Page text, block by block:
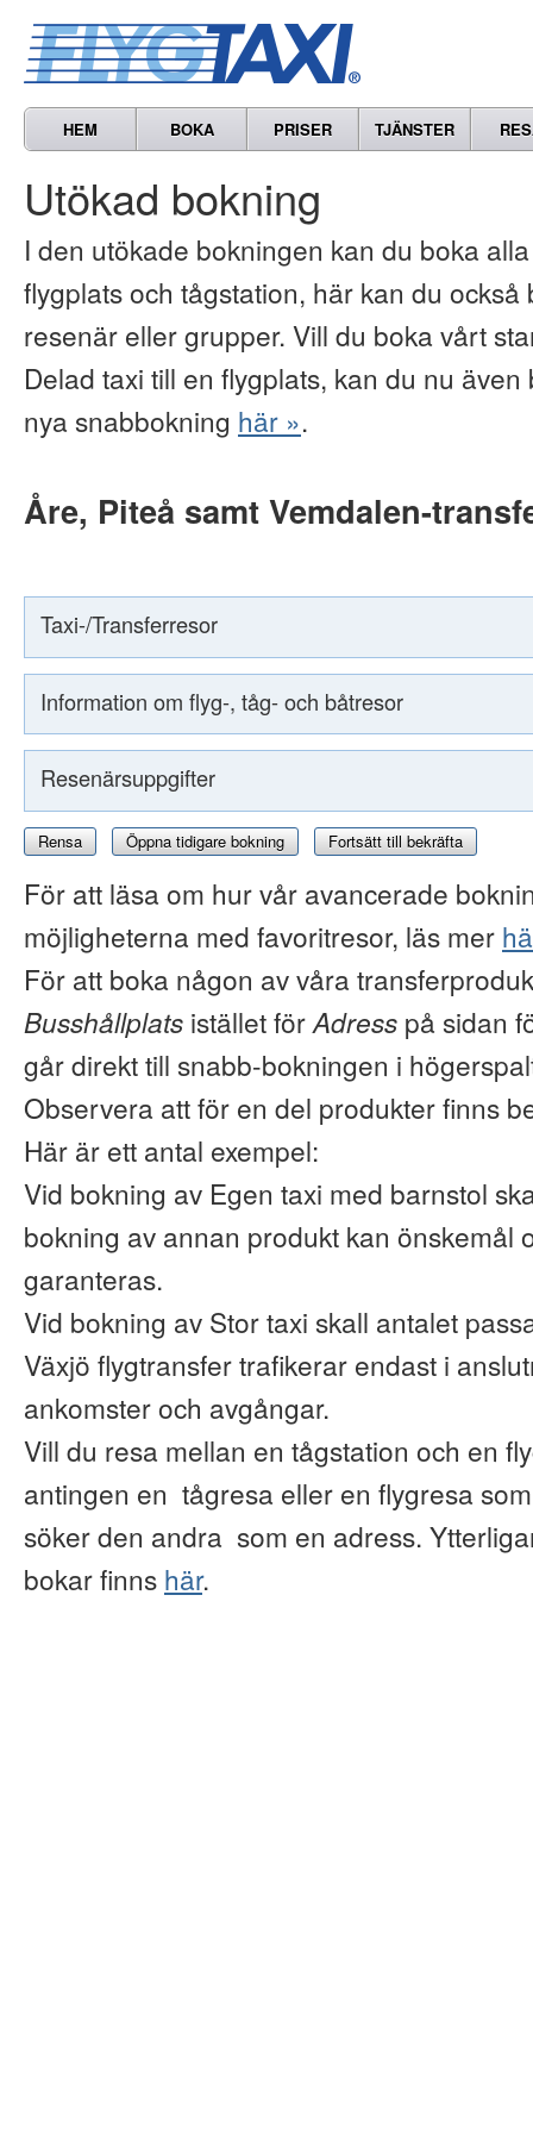
HEM BOKA PRISER TJÄNSTER
Utökad bokning
I den utökade bokningen kan du boka
flygplats och tågstation, här kan du
resenär eller grupper. Vill du boka vårt
Delad taxi till en flygplats, kan du nu
nya snabbokning här ».
Åre, Piteå samt Vemdalen-
Taxi-/Transferresor
Information om flyg-, tåg- och båtresor
Resenärsuppgifter
Rensa Öppna tidigare bokning Fortsätt till bekräfta
För att läsa om hur vår avancerade
möjligheterna med favoritresor, läs mer
För att boka någon av våra
Busshållplats istället förAdress på sidan
går direkt till snabb-bokningen i
Observera att för en del produkter finns
Här är ett antal exempel:
Vid bokning av Egen taxi med barnstol
bokning av annan produkt kan önskemål
garanteras.
Vid bokning av Stor taxi skall antalet
Växjö flygtransfer trafikerar endast i
ankomster och avgångar.
Vill du resa mellan en tågstation och en
antingen en tågresa eller en flygresa
söker den andra som en adress.
bokar finns här.